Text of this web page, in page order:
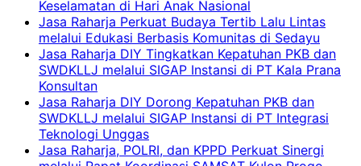
Keselamatan di Hari Anak Nasional
Jasa Raharja Perkuat Budaya Tertib Lalu Lintas
melalui Edukasi Berbasis Komunitas di Sedayu
Jasa Raharja DIY Tingkatkan Kepatuhan PKB dan
SWDKLLJ melalui SIGAP Instansi di PT Kala Prana
Konsultan
Jasa Raharja DIY Dorong Kepatuhan PKB dan
SWDKLLJ melalui SIGAP Instansi di PT Integrasi
Teknologi Unggas
Jasa Raharja, POLRI, dan KPPD Perkuat Sinergi